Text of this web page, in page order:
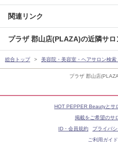
プラザ 郡山店
関連リンク
プラザ 郡山店(PLAZA)の近隣サロ
総合トップ 美容院・美容室・ヘアサロン検索
HOT PEPPER Beautyとサ
掲載をご希望のサ
ID・会員規約
プライバ
ご利用ガイド